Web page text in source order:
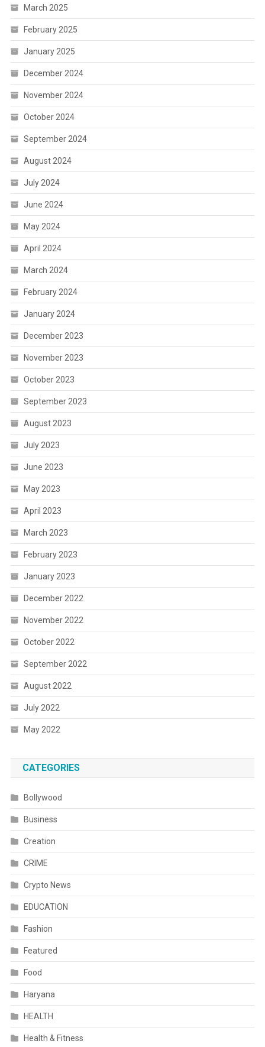
March 2025
February 2025
January 2025
December 2024
November 2024
October 2024
September 2024
August 2024
July 2024
June 2024
May 2024
April 2024
March 2024
February 2024
January 2024
December 2023
November 2023
October 2023
September 2023
August 2023
July 2023
June 2023
May 2023
April 2023
March 2023
February 2023
January 2023
December 2022
November 2022
October 2022
September 2022
August 2022
July 2022
May 2022
CATEGORIES
Bollywood
Business
Creation
CRIME
Crypto News
EDUCATION
Fashion
Featured
Food
Haryana
HEALTH
Health & Fitness